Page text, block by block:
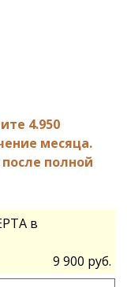
4.950
месяца.
полной
в
9 900 руб.